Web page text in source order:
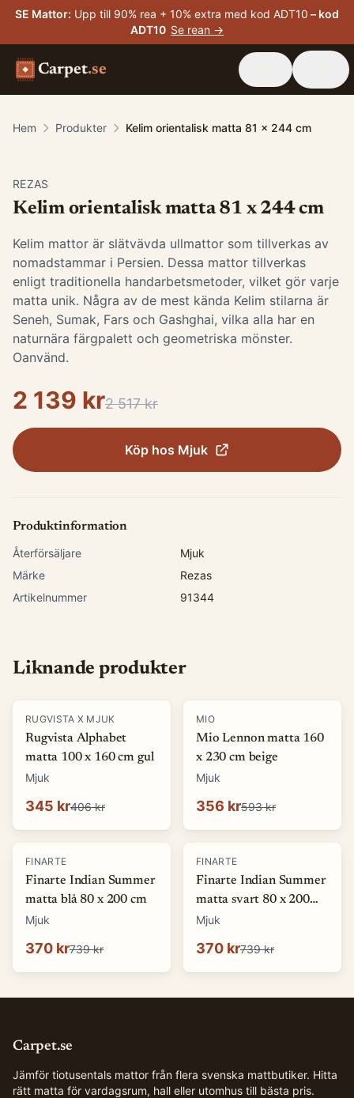
SE Mattor: Upp till 90% rea + 10% extra med kod ADT10 – kod
ADT10 Se rean →
Carpet.se
Hem Produkter Kelim orientalisk matta 81 x 244 cm
REZAS
Kelim orientalisk matta 81 x 244 cm
Kelim mattor är slätvävda ullmattor som tillverkas av
nomadstammar i Persien. Dessa mattor tillverkas
enligt traditionella handarbetsmetoder, vilket gör varje
matta unik. Några av de mest kända Kelim stilarna är
Seneh, Sumak, Fars och Gashghai, vilka alla har en
naturnära färgpalett och geometriska mönster.
Oanvänd.
2 139 kr2 517 kr
Köp hos Mjuk
Produktinformation
Återförsäljare
Mjuk
Märke
Rezas
Artikelnummer
91344
Liknande produkter
-15%
RUGVISTA X MJUK
Rugvista Alphabet
matta 100 x 160 cm gul
Mjuk
345 kr406 kr
-40%
MIO
Mio Lennon matta 160
x 230 cm beige
Mjuk
356 kr593 kr
-50 %
FINARTE
Finarte Indian Summer
matta blå 80 x 200 cm
Mjuk
370 kr739 kr
-50 %
FINARTE
Finarte Indian Summer
matta svart 80 x 200
cm
Mjuk
370 kr739 kr
Carpet.se
Jämför tiotusentals mattor från flera svenska mattbutiker. Hitta
rätt matta för vardagsrum, hall eller utomhus till bästa pris.